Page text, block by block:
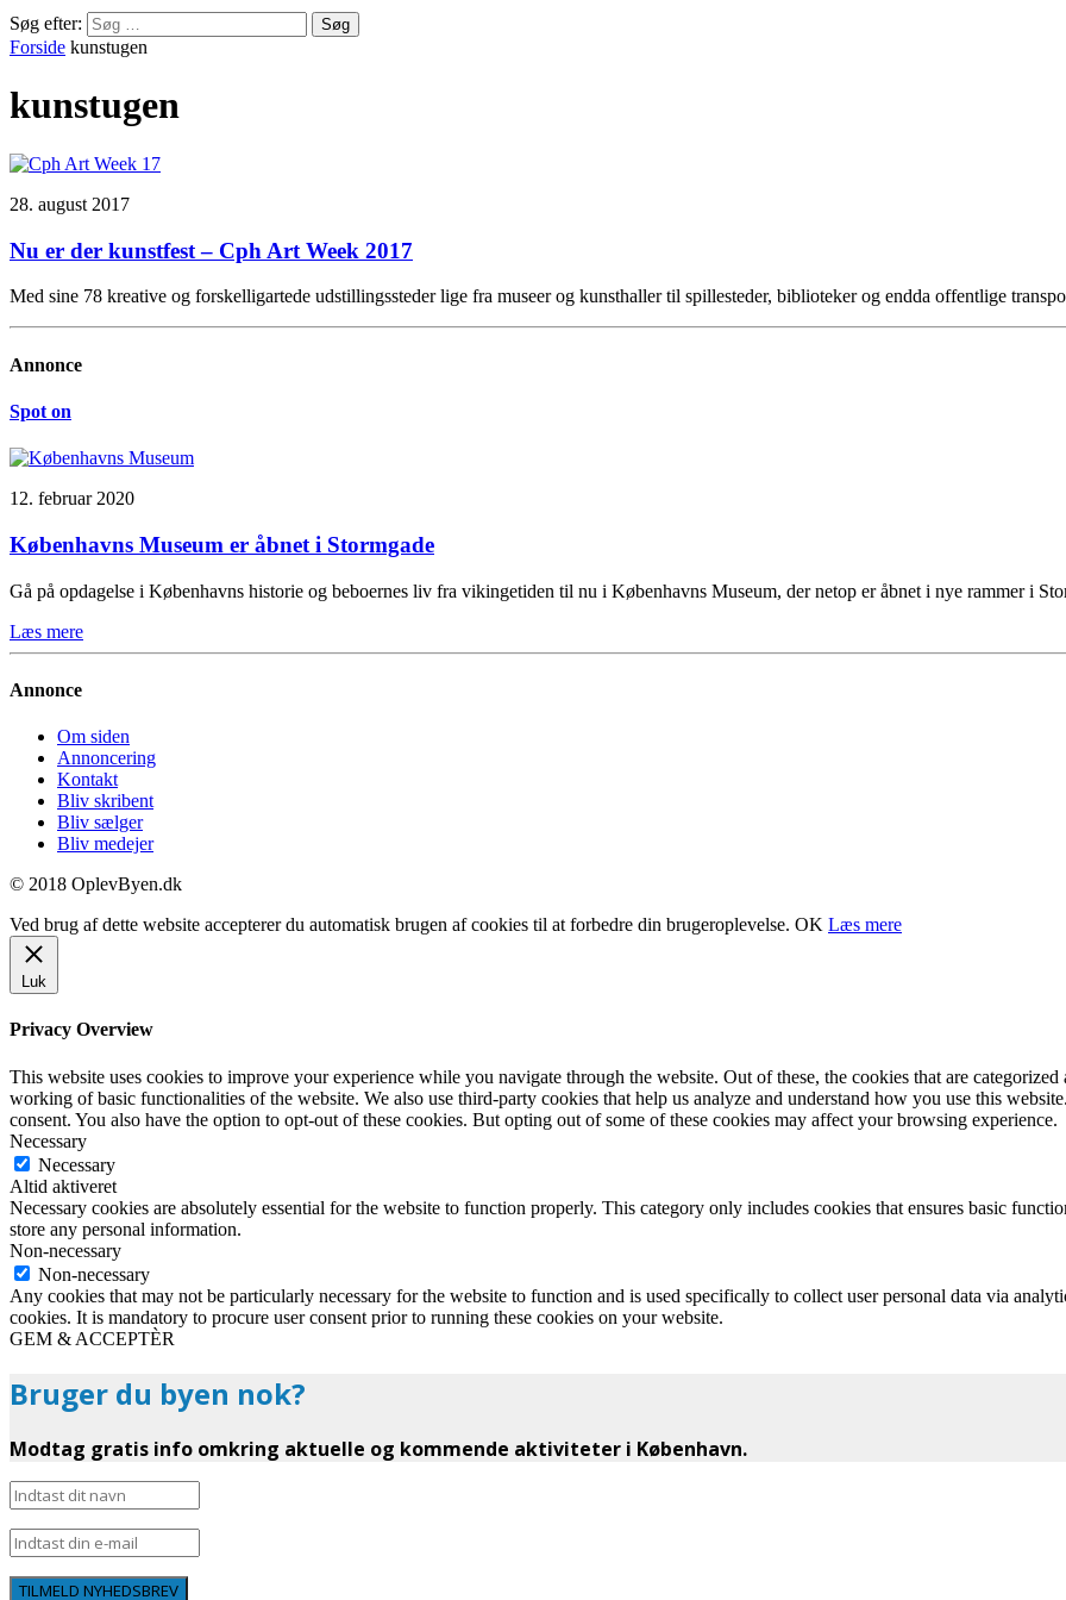
Søg efter:
Forside kunstugen
kunstugen
28. august 2017
Nu er der kunstfest – Cph Art Week 2017
Med sine 78 kreative og forskelligartede udstillingssteder lige fra museer og kunsthaller til spillesteder, biblioteker og endda offentlige
Annonce
Spot on
12. februar 2020
Københavns Museum er åbnet i Stormgade
Gå på opdagelse i Københavns historie og beboernes liv fra vikingetiden til nu i Københavns Museum, der netop er åbnet i nye rammer i
Læs mere
Annonce
Om siden
Annoncering
Kontakt
Bliv skribent
Bliv sælger
Bliv medejer
© 2018 OplevByen.dk
Ved brug af dette website accepterer du automatisk brugen af cookies til at forbedre din brugeroplevelse. OK Læs mere
Luk
Privacy Overview
This website uses cookies to improve your experience while you navigate through the website. Out of these, the cookies that are categorized
working of basic functionalities of the website. We also use third-party cookies that help us analyze and understand how you use this
consent. You also have the option to opt-out of these cookies. But opting out of some of these cookies may affect your browsing experience.
Necessary
Necessary
Altid aktiveret
Necessary cookies are absolutely essential for the website to function properly. This category only includes cookies that ensures basic
store any personal information.
Non-necessary
Non-necessary
Any cookies that may not be particularly necessary for the website to function and is used specifically to collect user personal data via
cookies. It is mandatory to procure user consent prior to running these cookies on your website.
GEM & ACCEPTÈR
Bruger du byen nok?
Modtag gratis info omkring aktuelle og kommende aktiviteter i København.
TILMELD NYHEDSBREV